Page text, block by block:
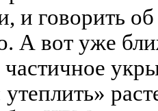
и говорить
А вот уже
частичное
утеплить»